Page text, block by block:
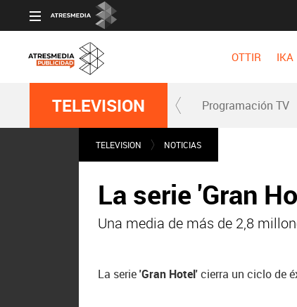
OTTIR IKA
TELEVISION Programación TV
TELEVISION NOTICIAS
La serie 'Gran
Una media de más de 2,8
La serie'Gran Hotel'cierra un ciclo de